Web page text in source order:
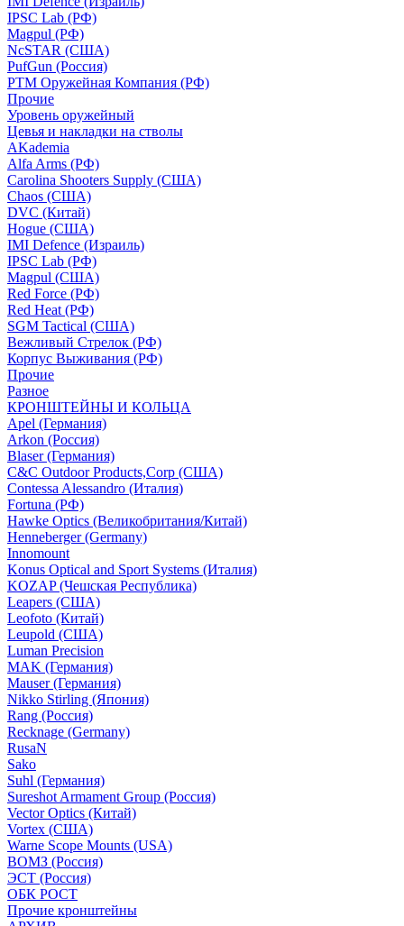
IPSC Lab (РФ)
Magpul (РФ)
NcSTAR (США)
PufGun (Россия)
РТМ Оружейная Компания (РФ)
Прочие
Уровень оружейный
Цевья и накладки на стволы
AKademia
Alfa Arms (РФ)
Carolina Shooters Supply (США)
Chaos (США)
DVC (Китай)
Hogue (США)
IMI Defence (Израиль)
IPSC Lab (РФ)
Magpul (США)
Red Force (РФ)
Red Heat (РФ)
SGM Tactical (США)
Вежливый Стрелок (РФ)
Корпус Выживания (РФ)
Прочие
Разное
КРОНШТЕЙНЫ И КОЛЬЦА
Apel (Германия)
Arkon (Россия)
Blaser (Германия)
C&C Outdoor Products,Corp (США)
Contessa Alessandro (Италия)
Fortuna (РФ)
Hawke Optics (Великобритания/Китай)
Henneberger (Germany)
Innomount
Konus Optical and Sport Systems (Италия)
KOZAP (Чешская Республика)
Leapers (США)
Leofoto (Китай)
Leupold (США)
Luman Precision
MAK (Германия)
Mauser (Германия)
Nikko Stirling (Япония)
Rang (Россия)
Recknage (Germany)
RusaN
Sako
Suhl (Германия)
Sureshot Armament Group (Россия)
Vector Optics (Китай)
Vortex (США)
Warne Scope Mounts (USA)
ВОМЗ (Россия)
ЭСТ (Россия)
ОБК РОСТ
Прочие кронштейны